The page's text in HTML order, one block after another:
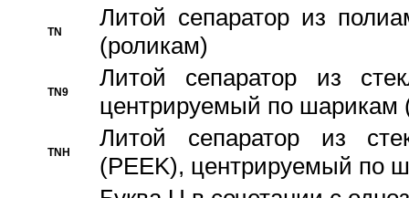
TN
Литой сепаратор из
(роликам)
TN9
Литой сепаратор из
центрируемый по шарикам
TNH
Литой сепаратор из
(PEEK), центрируемый по